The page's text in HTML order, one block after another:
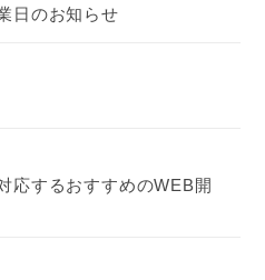
日のお知らせ
応するおすすめのWEB開